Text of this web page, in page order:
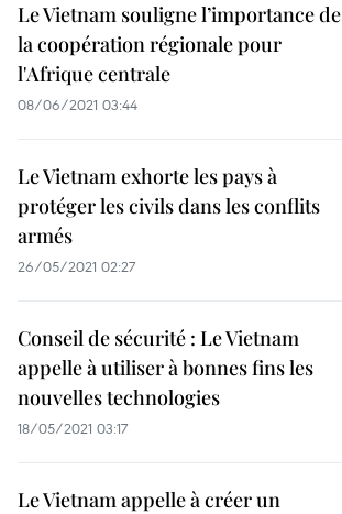
Le Vietnam souligne l’importance de
la coopération régionale pour
l'Afrique centrale
08/06/2021 03:44
Le Vietnam exhorte les pays à
protéger les civils dans les conflits
armés
26/05/2021 02:27
Conseil de sécurité : Le Vietnam
appelle à utiliser à bonnes fins les
nouvelles technologies
18/05/2021 03:17
Le Vietnam appelle à créer un